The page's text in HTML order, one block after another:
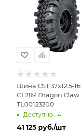
Шина CST 37x12.5-16
CL21M Dragon Claw
TL00123200
Доступно.: 4
41 125 руб./шт